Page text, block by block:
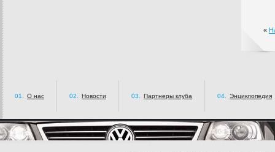
«
01. О нас 02. Новости 03. Партнеры клуба 04. Энциклопедия